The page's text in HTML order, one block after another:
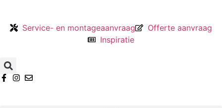
Service- en montageaanvraag
Offerte aanvraag
Inspiratie